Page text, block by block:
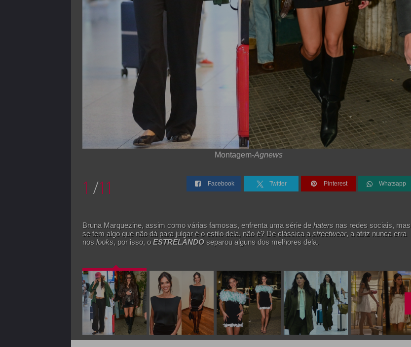
Montagem-Agnews
1 /11 Facebook Twitter Pinterest Whatsapp
Bruna Marquezine, assim como várias famosas, enfrenta uma série dehatersnas redes sociais, mas
se tem algo que não dá para julgar é o estilo dela, não é? De clássica a streetwear, a atriz nunca erra
nos looks, por isso, oESTRELANDOseparou alguns dos melhores dela.